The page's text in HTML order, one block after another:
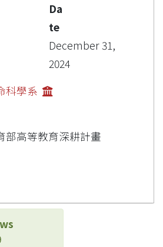
Da
te
December 31,
2024
科學系
部高等教育深耕計畫